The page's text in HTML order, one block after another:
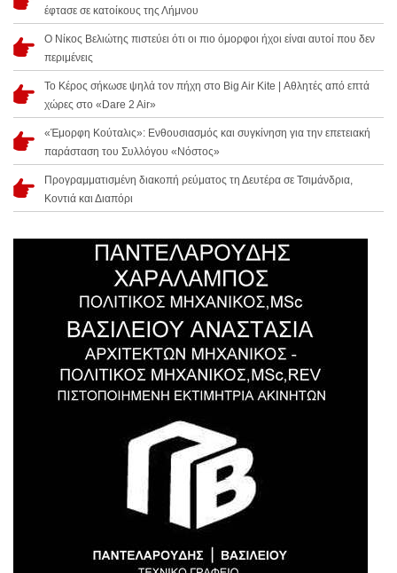
έφτασε σε κατοίκους της Λήμνου
Ο Νίκος Βελιώτης πιστεύει ότι οι πιο όμορφοι ήχοι είναι αυτοί που δεν
περιμένεις
Το Κέρος σήκωσε ψηλά τον πήχη στο Big Air Kite | Αθλητές από επτά
χώρες στο «Dare 2 Air»
«Έμορφη Κούταλις»: Ενθουσιασμός και συγκίνηση για την επετειακή
παράσταση του Συλλόγου «Νόστος»
Προγραμματισμένη διακοπή ρεύματος τη Δευτέρα σε Τσιμάνδρια,
Κοντιά και Διαπόρι